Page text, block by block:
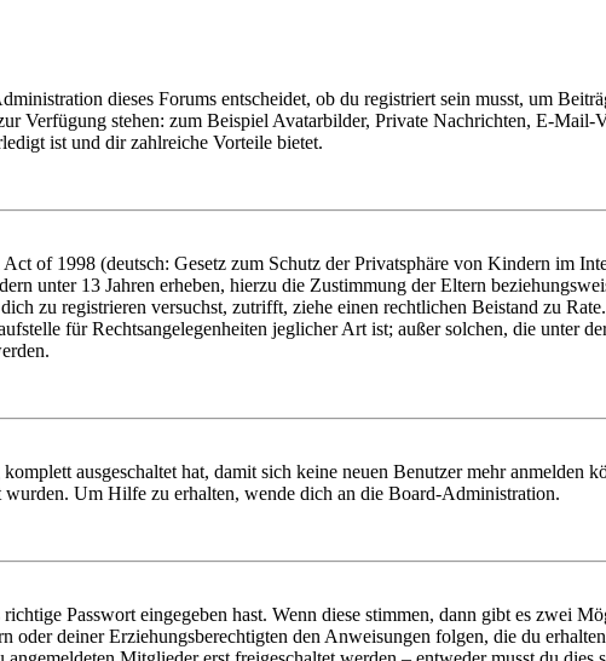
dieses Forums entscheidet, ob du registriert sein musst, um
Verfügung stehen: zum Beispiel Avatarbilder, Private Nachrichten, E-Mail-
ist und dir zahlreiche Vorteile bietet.
of 1998 (deutsch: Gesetz zum Schutz der Privatsphäre von Kindern im
unter 13 Jahren erheben, hierzu die Zustimmung der Eltern
zu registrieren versuchst, zutrifft, ziehe einen rechtlichen Beistand zu
für Rechtsangelegenheiten jeglicher Art ist; außer solchen, die unter
ausgeschaltet hat, damit sich keine neuen Benutzer mehr anmelden
Um Hilfe zu erhalten, wende dich an die Board-Administration.
Passwort eingegeben hast. Wenn diese stimmen, dann gibt es zwei
oder deiner Erziehungsberechtigten den Anweisungen folgen, die du